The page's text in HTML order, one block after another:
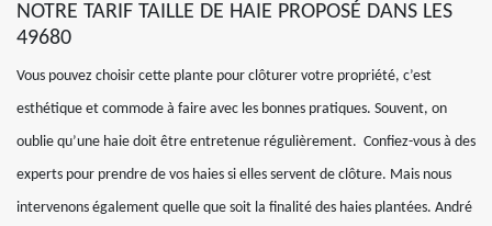
NOTRE TARIF TAILLE DE HAIE PROPOSÉ DANS LES
49680
Vous pouvez choisir cette plante pour clôturer votre propriété, c’est
esthétique et commode à faire avec les bonnes pratiques. Souvent, on
oublie qu’une haie doit être entretenue régulièrement. Confiez-vous à des
experts pour prendre de vos haies si elles servent de clôture. Mais nous
intervenons également quelle que soit la finalité des haies plantées. André